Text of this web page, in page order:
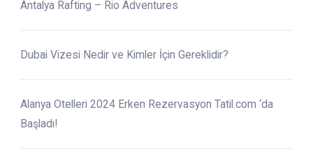
Antalya Rafting – Rio Adventures
Dubai Vizesi Nedir ve Kimler İçin Gereklidir?
Alanya Otelleri 2024 Erken Rezervasyon Tatil.com ‘da
Başladı!